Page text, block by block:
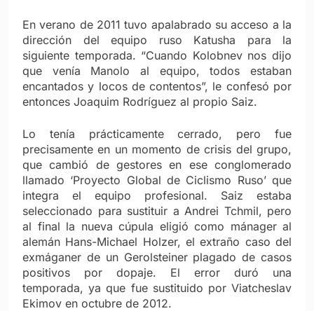
En verano de 2011 tuvo apalabrado su acceso a la
dirección del equipo ruso Katusha para la
siguiente temporada. “Cuando Kolobnev nos dijo
que venía Manolo al equipo, todos estaban
encantados y locos de contentos”, le confesó por
entonces Joaquim Rodríguez al propio Saiz.
Lo tenía prácticamente cerrado, pero fue
precisamente en un momento de crisis del grupo,
que cambió de gestores en ese conglomerado
llamado ‘Proyecto Global de Ciclismo Ruso’ que
integra el equipo profesional. Saiz estaba
seleccionado para sustituir a Andrei Tchmil, pero
al final la nueva cúpula eligió como mánager al
alemán Hans-Michael Holzer, el extraño caso del
exmáganer de un Gerolsteiner plagado de casos
positivos por dopaje. El error duró una
temporada, ya que fue sustituido por Viatcheslav
Ekimov en octubre de 2012.